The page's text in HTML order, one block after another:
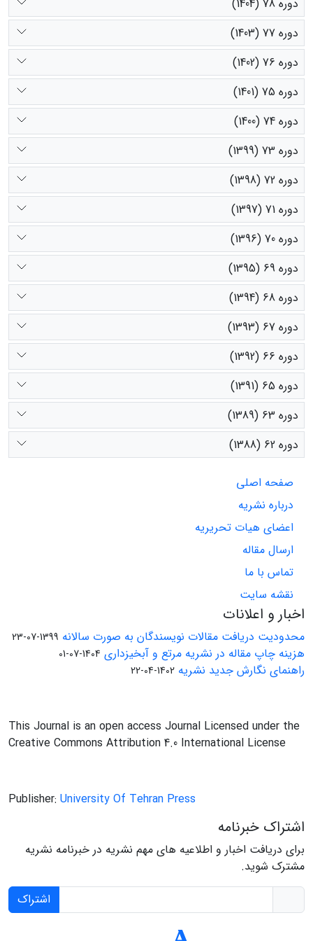
دوره 78 (1404)
دوره 77 (1403)
دوره 76 (1402)
دوره 75 (1401)
دوره 74 (1400)
دوره 73 (1399)
دوره 72 (1398)
دوره 71 (1397)
دوره 70 (1396)
دوره 69 (1395)
دوره 68 (1394)
دوره 67 (1393)
دوره 66 (1392)
دوره 65 (1391)
دوره 63 (1389)
دوره 62 (1388)
صفحه اصلی
درباره نشریه
اعضای هیات تحریریه
ارسال مقاله
تماس با ما
نقشه سایت
اخبار و اعلانات
محدودیت دریافت مقالات نویسندگان به صورت سالانه 1399-07-23
هزینه چاپ مقاله در نشریه مرتع و آبخیزداری 1404-07-01
راهنمای نگارش جدید نشریه 1402-04-22
This Journal is an open access Journal Licensed under the
Creative Commons Attribution 4.0 International License
Publisher: University Of Tehran Press
اشتراک خبرنامه
برای دریافت اخبار و اطلاعیه های مهم نشریه در خبرنامه نشریه
مشترک شوید.
اشتراک